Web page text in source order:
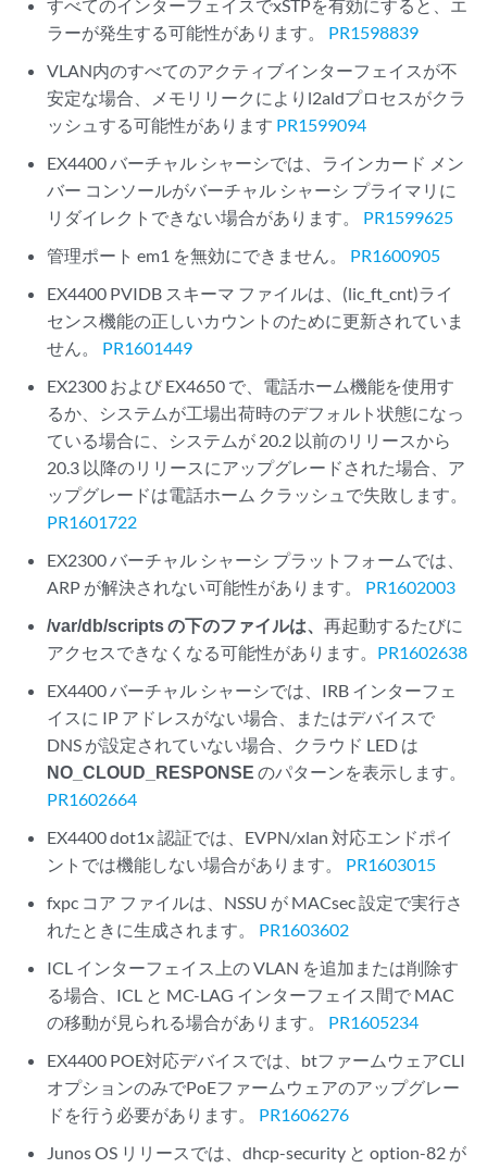
すべてのインターフェイスでxSTPを有効にすると、エ
ラーが発生する可能性があります。 PR1598839
VLAN内のすべてのアクティブインターフェイスが不
安定な場合、メモリリークによりl2aldプロセスがクラ
ッシュする可能性があります PR1599094
EX4400 バーチャル シャーシでは、ラインカード メン
バー コンソールがバーチャル シャーシ プライマリに
リダイレクトできない場合があります。 PR1599625
管理ポート em1 を無効にできません。 PR1600905
EX4400 PVIDB スキーマ ファイルは、(lic_ft_cnt)ライ
センス機能の正しいカウントのために更新されていま
せん。 PR1601449
EX2300 および EX4650 で、電話ホーム機能を使用す
るか、システムが工場出荷時のデフォルト状態になっ
ている場合に、システムが 20.2 以前のリリースから
20.3 以降のリリースにアップグレードされた場合、ア
ップグレードは電話ホーム クラッシュで失敗します。
PR1601722
EX2300 バーチャル シャーシ プラットフォームでは、
ARP が解決されない可能性があります。 PR1602003
/var/db/scripts の下のファイルは、再起動するたびに
アクセスできなくなる可能性があります。 PR1602638
EX4400 バーチャル シャーシでは、IRB インターフェ
イスに IP アドレスがない場合、またはデバイスで
DNS が設定されていない場合、クラウド LED は
NO_CLOUD_RESPONSE のパターンを表示します。
PR1602664
EX4400 dot1x 認証では、EVPN/xlan 対応エンドポイ
ントでは機能しない場合があります。 PR1603015
fxpc コア ファイルは、NSSU が MACsec 設定で実行さ
れたときに生成されます。 PR1603602
ICL インターフェイス上の VLAN を追加または削除す
る場合、ICL と MC-LAG インターフェイス間で MAC
の移動が見られる場合があります。 PR1605234
EX4400 POE対応デバイスでは、btファームウェアCLI
オプションのみでPoEファームウェアのアップグレー
ドを行う必要があります。 PR1606276
Junos OS リリースでは、dhcp-security と option-82 が